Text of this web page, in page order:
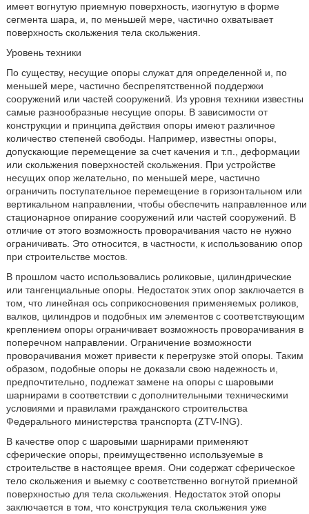
имеет вогнутую приемную поверхность, изогнутую в форме
сегмента шара, и, по меньшей мере, частично охватывает
поверхность скольжения тела скольжения.
Уровень техники
По существу, несущие опоры служат для определенной и, по
меньшей мере, частично беспрепятственной поддержки
сооружений или частей сооружений. Из уровня техники известны
самые разнообразные несущие опоры. В зависимости от
конструкции и принципа действия опоры имеют различное
количество степеней свободы. Например, известны опоры,
допускающие перемещение за счет качения и т.п., деформации
или скольжения поверхностей скольжения. При устройстве
несущих опор желательно, по меньшей мере, частично
ограничить поступательное перемещение в горизонтальном или
вертикальном направлении, чтобы обеспечить направленное или
стационарное опирание сооружений или частей сооружений. В
отличие от этого возможность проворачивания часто не нужно
ограничивать. Это относится, в частности, к использованию опор
при строительстве мостов.
В прошлом часто использовались роликовые, цилиндрические
или тангенциальные опоры. Недостаток этих опор заключается в
том, что линейная ось соприкосновения применяемых роликов,
валков, цилиндров и подобных им элементов с соответствующим
креплением опоры ограничивает возможность проворачивания в
поперечном направлении. Ограничение возможности
проворачивания может привести к перегрузке этой опоры. Таким
образом, подобные опоры не доказали свою надежность и,
предпочтительно, подлежат замене на опоры с шаровыми
шарнирами в соответствии с дополнительными техническими
условиями и правилами гражданского строительства
Федерального министерства транспорта (ZTV-ING).
В качестве опор с шаровыми шарнирами применяют
сферические опоры, преимущественно используемые в
строительстве в настоящее время. Они содержат сферическое
тело скольжения и выемку с соответственно вогнутой приемной
поверхностью для тела скольжения. Недостаток этой опоры
заключается в том, что конструкция тела скольжения уже